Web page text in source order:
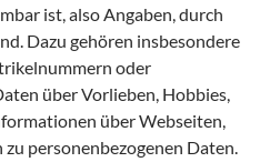
ist, also Angaben, durch
Dazu gehören insbesondere
oder
über Vorlieben, Hobbies,
über Webseiten,
personenbezogenen Daten.